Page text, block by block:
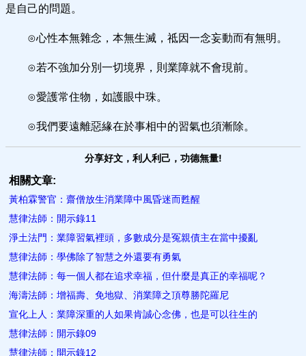
是自己的問題。
⊙心性本無雜念，本無生滅，祗因一念妄動而有無明。
⊙若不強加分別一切境界，則業障就不會現前。
⊙愛護常住物，如護眼中珠。
⊙我們要遠離惡緣在於事相中的習氣也須漸除。
分享好文，利人利己，功德無量!
相關文章:
黃柏霖警官：齋僧放生消業障中風昏迷而甦醒
慧律法師：開示錄11
淨土法門：業障習氣裡頭，多數成分是冤親債主在當中擾亂
慧律法師：學佛除了智慧之外還要有勇氣
慧律法師：每一個人都在追求幸福，但什麼是真正的幸福呢？
海濤法師：增福壽、免地獄、消業障之頂尊勝陀羅尼
宣化上人：業障深重的人如果肯誠心念佛，也是可以往生的
慧律法師：開示錄09
慧律法師：開示錄12